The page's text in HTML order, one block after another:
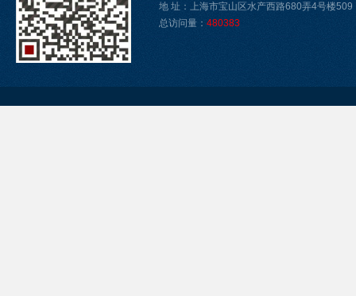
地 址：上海市宝山区水产西路680弄4号楼509
总访问量： 480383